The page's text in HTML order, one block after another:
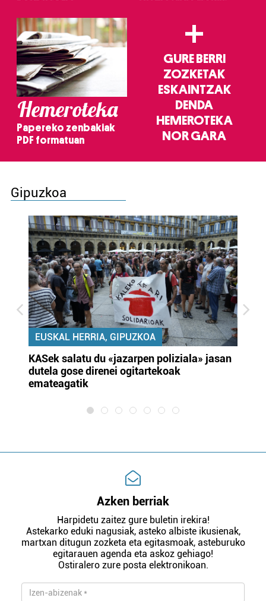
Hemeroteka
Papereko zenbakiak
PDF formatuan
+
GURE BERRI
ZOZKETAK
ESKAINTZAK
DENDA
HEMEROTEKA
NOR GARA
Gipuzkoa
EUSKAL HERRIA, GIPUZKOA
KASek salatu du «jazarpen poliziala» jasan
dutela gose direnei ogitartekoak
emateagatik
Azken berriak
Harpidetu zaitez gure buletin irekira!
Astekarko eduki nagusiak, asteko albiste ikusienak,
martxan ditugun zozketa eta egitasmoak, asteburuko
egitarauen agenda eta askoz gehiago!
Ostiralero zure posta elektronikoan.